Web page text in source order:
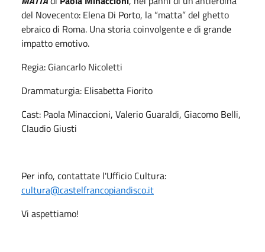
del Novecento: Elena Di Porto, la “matta” del ghetto
ebraico di Roma. Una storia coinvolgente e di grande
impatto emotivo.
Regia: Giancarlo Nicoletti
Drammaturgia: Elisabetta Fiorito
Cast: Paola Minaccioni, Valerio Guaraldi, Giacomo Belli,
Claudio Giusti
Per info, contattate l'Ufficio Cultura:
cultura@castelfrancopiandisco.it
Vi aspettiamo!